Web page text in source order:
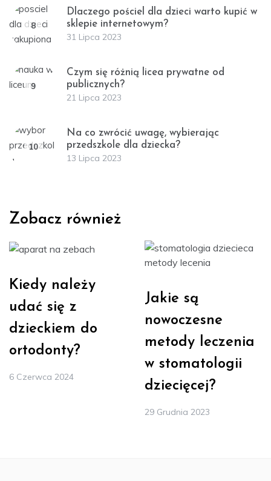
8
Dlaczego pościel dla dzieci warto kupić w
sklepie internetowym?
31 Lipca 2023
9
Czym się różnią licea prywatne od
publicznych?
21 Lipca 2023
10
Na co zwrócić uwagę, wybierając
przedszkole dla dziecka?
13 Lipca 2023
Zobacz również
Kiedy należy
udać się z
dzieckiem do
ortodonty?
6 Czerwca 2024
Jakie są
nowoczesne
metody leczenia
w stomatologii
dziecięcej?
29 Grudnia 2023